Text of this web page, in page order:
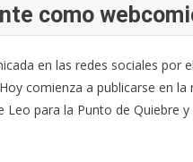
como
en las redes sociales por
comienza a publicarse en
Leo para la Punto de Quiebre